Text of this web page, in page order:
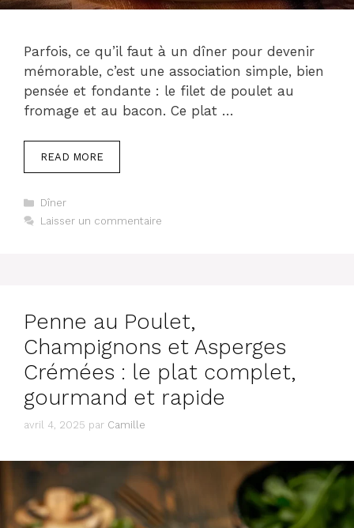
Parfois, ce qu’il faut à un dîner pour devenir
mémorable, c’est une association simple, bien
pensée et fondante : le filet de poulet au
fromage et au bacon. Ce plat …
READ MORE
Catégories
Dîner
Laisser un commentaire
Penne au Poulet,
Champignons et Asperges
Crémées : le plat complet,
gourmand et rapide
avril 4, 2025 par Camille